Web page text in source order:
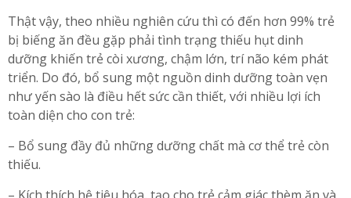
Thật vậy, theo nhiều nghiên cứu thì có đến hơn 99% trẻ
bị biếng ăn đều gặp phải tình trạng thiếu hụt dinh
dưỡng khiến trẻ còi xương, chậm lớn, trí não kém phát
triển. Do đó, bổ sung một nguồn dinh dưỡng toàn vẹn
như yến sào là điều hết sức cần thiết, với nhiều lợi ích
toàn diện cho con trẻ:
– Bổ sung đầy đủ những dưỡng chất mà cơ thể trẻ còn
thiếu.